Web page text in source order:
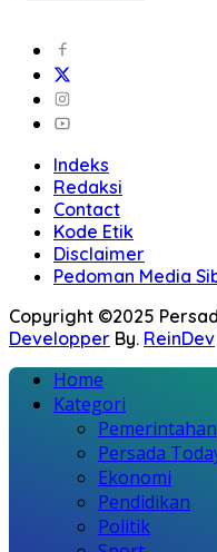
Indeks
Redaksi
Contact
Kode Etik
Disclaimer
Pedoman Media
Copyright ©2025
Developper By. ReinDev
Home
Kategori
Pemerintahan
Persada
Ekonomi
Pendidikan
Politik